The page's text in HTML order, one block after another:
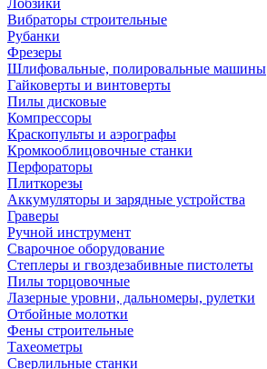
Лобзики
Вибраторы строительные
Рубанки
Фрезеры
Шлифовальные, полировальные машины
Гайковерты и винтоверты
Пилы дисковые
Компрессоры
Краскопульты и аэрографы
Кромкооблицовочные станки
Перфораторы
Плиткорезы
Аккумуляторы и зарядные устройства
Граверы
Ручной инструмент
Сварочное оборудование
Степлеры и гвоздезабивные пистолеты
Пилы торцовочные
Лазерные уровни, дальномеры, рулетки
Отбойные молотки
Фены строительные
Тахеометры
Сверлильные станки